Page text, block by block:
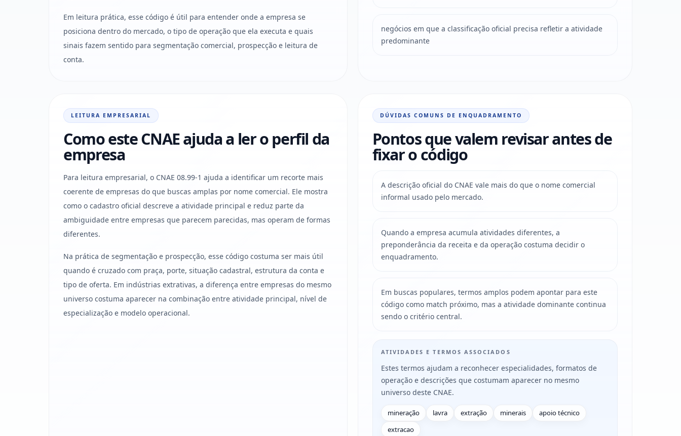
Em leitura prática, esse código é útil para entender onde a empresa se
posiciona dentro do mercado, o tipo de operação que ela executa e quais
sinais fazem sentido para segmentação comercial, prospecção e leitura de
conta.
negócios em que a classificação oficial precisa refletir a atividade
predominante
LEITURA EMPRESARIAL
Como este CNAE ajuda a ler o perfil da
empresa
Para leitura empresarial, o CNAE 08.99-1 ajuda a identificar um recorte mais
coerente de empresas do que buscas amplas por nome comercial. Ele mostra
como o cadastro oficial descreve a atividade principal e reduz parte da
ambiguidade entre empresas que parecem parecidas, mas operam de formas
diferentes.
Na prática de segmentação e prospecção, esse código costuma ser mais útil
quando é cruzado com praça, porte, situação cadastral, estrutura da conta e
tipo de oferta. Em indústrias extrativas, a diferença entre empresas do mesmo
universo costuma aparecer na combinação entre atividade principal, nível de
especialização e modelo operacional.
DÚVIDAS COMUNS DE ENQUADRAMENTO
Pontos que valem revisar antes de
fixar o código
A descrição oficial do CNAE vale mais do que o nome comercial
informal usado pelo mercado.
Quando a empresa acumula atividades diferentes, a
preponderância da receita e da operação costuma decidir o
enquadramento.
Em buscas populares, termos amplos podem apontar para este
código como match próximo, mas a atividade dominante continua
sendo o critério central.
ATIVIDADES E TERMOS ASSOCIADOS
Estes termos ajudam a reconhecer especialidades, formatos de
operação e descrições que costumam aparecer no mesmo
universo deste CNAE.
mineração lavra extração minerais
apoio técnico
extracao